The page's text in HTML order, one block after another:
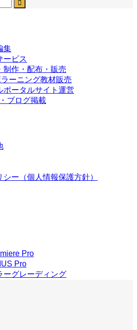
集
ービス
制作・配布・販売
ーニング教材販売
ポータルサイト運営
ブログ掲載
ー（個人情報保護方針）
Pro
Pro
ーグレーディング